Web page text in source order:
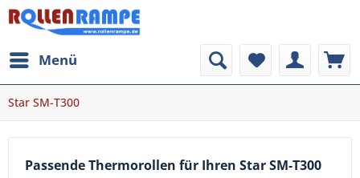
Menü
Star SM-T300
Passende Thermorollen für Ihren Star SM-T300